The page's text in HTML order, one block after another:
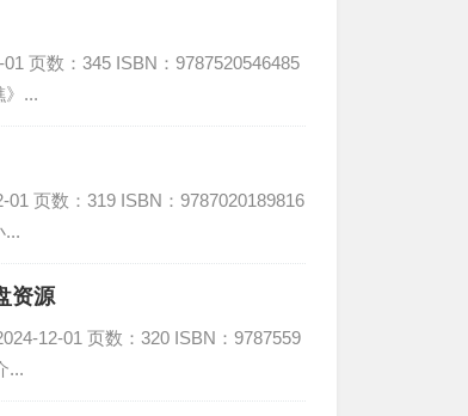
页数：345 ISBN：9787520546485
》...
页数：319 ISBN：9787020189816
...
资源
12-01 页数：320 ISBN：9787559
...